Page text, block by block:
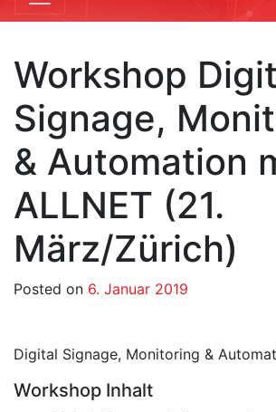
Workshop
Signage,
& Automation
ALLNET (21.
März/Zürich)
Posted on 6. Januar 2019
Digital Signage, Monitoring &
Workshop Inhalt